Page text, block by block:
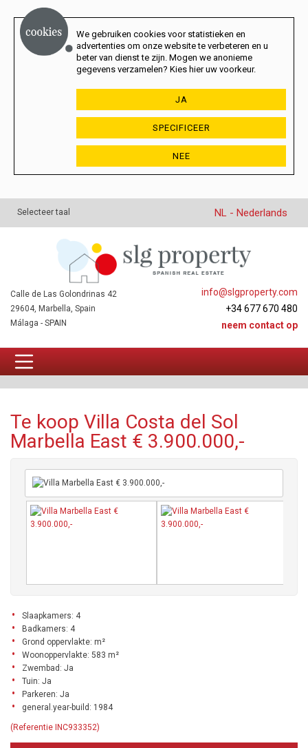
We gebruiken cookies voor statistieken en
advertenties om onze website te verbeteren en u
beter van dienst te zijn. Mogen we anonieme
gegevens verzamelen? Kies hier uw voorkeur.
JA
SPECIFICEER
NEE
Selecteer taal NL - Nederlands
info@slgproperty.com
+34 677 670 480
neem contact op
Calle de Las Golondrinas 42
29604, Marbella, Spain
Málaga - SPAIN
Te koop Villa Costa del Sol
Marbella East € 3.900.000,-
Slaapkamers: 4
Badkamers: 4
Grond oppervlakte: m²
Woonoppervlakte: 583 m²
Zwembad: Ja
Tuin: Ja
Parkeren: Ja
general.year-build: 1984
(Referentie INC933352)